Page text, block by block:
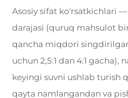
Asosiy sifat ko'rsatkichlari
darajasi (quruq mahsulot
qancha miqdori
uchun 2,5:1 dan 4:1 gacha),
keyingi suvni ushlab turish
qayta namlangandan va